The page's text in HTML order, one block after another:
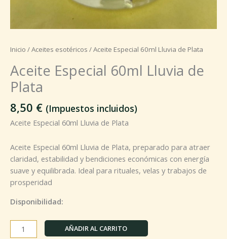
Inicio /Aceites esotéricos / Aceite Especial 60ml Lluvia de Plata
Aceite Especial 60ml Lluvia de
Plata
8,50 € (Impuestos incluidos)
Aceite Especial 60ml Lluvia de Plata
Aceite Especial 60ml Lluvia de Plata, preparado para atraer
claridad, estabilidad y bendiciones económicas con energía
suave y equilibrada. Ideal para rituales, velas y trabajos de
prosperidad
Disponibilidad:
AÑADIR AL CARRITO